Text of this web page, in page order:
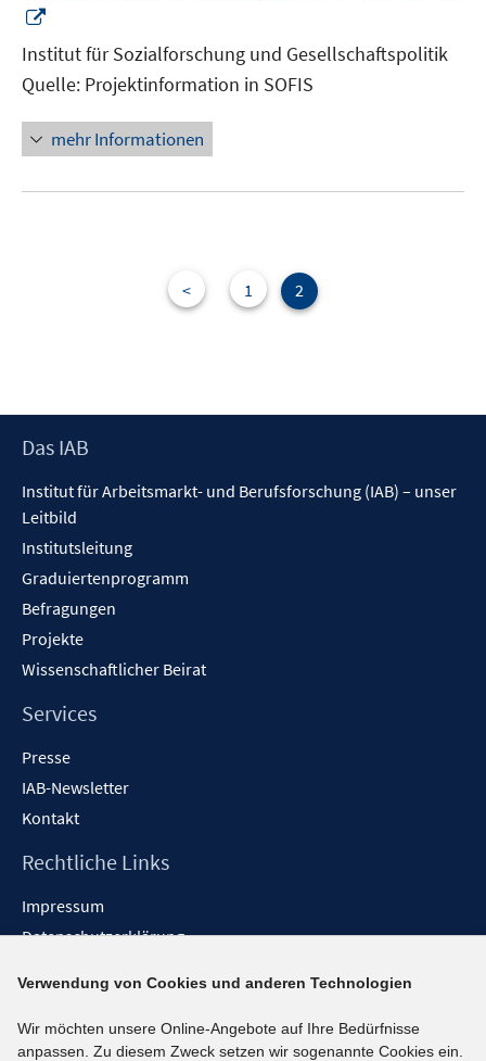
neuem
Fenster
öffnen
Institut für Sozialforschung und Gesellschaftspolitik
Quelle: Projektinformation in SOFIS
mehr Informationen
< 1 2
Footer
Das IAB
Institut für Arbeitsmarkt- und Berufsforschung (IAB) – unser
Leitbild
Institutsleitung
Graduiertenprogramm
Befragungen
Projekte
Wissenschaftlicher Beirat
Services
Presse
IAB-Newsletter
Kontakt
Rechtliche Links
Impressum
Datenschutzerklärung
Barrieren melden
Social-Media-Kanäle
Verwendung von Cookies und anderen Technologien
Wir möchten unsere Online-Angebote auf Ihre Bedürfnisse
anpassen. Zu diesem Zweck setzen wir sogenannte Cookies ein.